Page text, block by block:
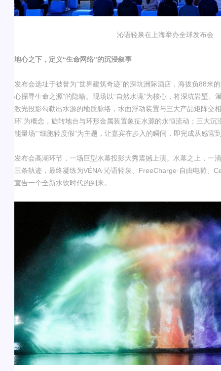
沁语轻泉在上海举办全球发布会
地心之下，定义“生命网络”的沉浸叙事
发布会选址于被誉为“世界建筑奇迹”的深坑洲际酒店，海拔负88米
心探寻生命之源”的隐喻。现场以“自然水境”为核心，将深坑岩壁、
激光投影勾勒出水源的地质脉络，水面浮动装置与三大产品矩阵交
环”为概念，旋转地台与环形金属装置象征水源的永恒流动；三大沉
能量场”“细胞轻度假”为主题，让嘉宾在步入的瞬间，即完成从感官
发布会高潮环节，一场巨型水幕投影大秀震撼上演。水幕之上，一
三条轨迹，最终凝练为VÉNA·沁语轻泉 FreeCharge· 自由电荷、
宣告一个全新水饮时代的到来。